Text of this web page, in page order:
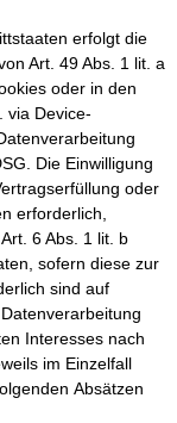
erfolgt die
Art. 49 Abs. 1 lit. a
oder in den
via Device-
Die Einwilligung
oder
erforderlich,
6 Abs. 1 lit. b
sofern diese zur
sind auf
Interesses nach
im Einzelfall
Absätzen